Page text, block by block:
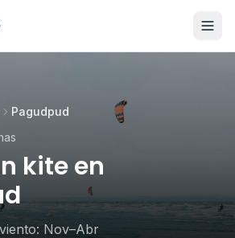
Pagudpud
kite en
Nov–Abr